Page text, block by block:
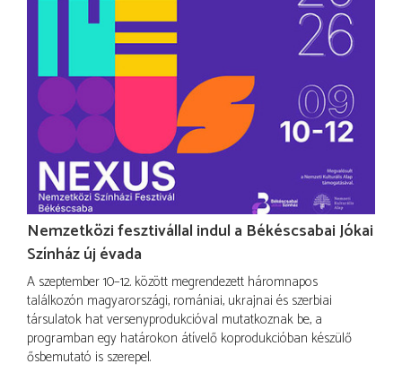
Nemzetközi fesztivállal indul a Békéscsabai Jókai
Színház új évada
A szeptember 10–12. között megrendezett háromnapos
találkozón magyarországi, romániai, ukrajnai és szerbiai
társulatok hat versenyprodukcióval mutatkoznak be, a
programban egy határokon átívelő koprodukcióban készülő
ősbemutató is szerepel.